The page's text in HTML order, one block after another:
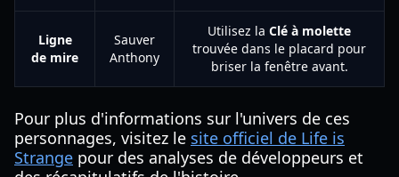
Ligne
de mire
Sauver
Anthony
Utilisez la Clé à molette
trouvée dans le placard pour
briser la fenêtre avant.
Pour plus d'informations sur l'univers de ces
personnages, visitez le site officiel de Life is
Strange pour des analyses de développeurs et